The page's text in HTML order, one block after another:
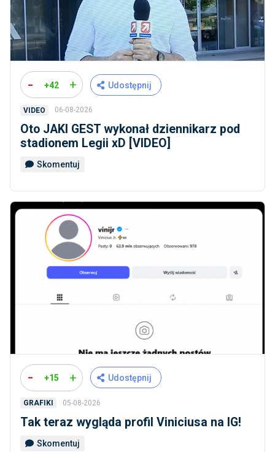
- +42 + Udostępnij
VIDEO 06-08-2026
Oto JAKI GEST wykonał dziennikarz pod
stadionem Legii xD [VIDEO]
Skomentuj
- +15 + Udostępnij
GRAFIKI 05-08-2026
Tak teraz wygląda profil Viniciusa na IG!
Skomentuj